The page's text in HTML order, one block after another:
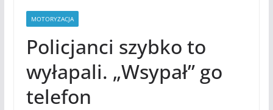
MOTORYZACJA
Policjanci szybko to
wyłapali. „Wsypał” go
telefon